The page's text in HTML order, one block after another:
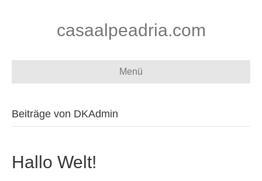
casaalpeadria.com
Menü
Beiträge von DKAdmin
Hallo Welt!